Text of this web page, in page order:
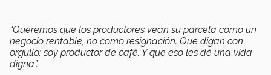
“Queremos que los productores vean su parcela como un
negocio rentable, no como resignación. Que digan con
orgullo: soy productor de café. Y que eso les dé una vida
digna”.